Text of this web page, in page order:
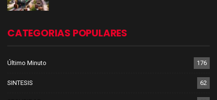
CATEGORIAS POPULARES
Último Minuto 176
SINTESIS 62